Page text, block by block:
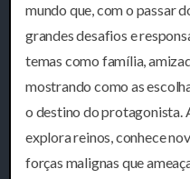
mundo que, com o passar
grandes desafios e
temas como família,
mostrando como as
o destino do protagonista.
explora reinos, conhece
forças malignas que